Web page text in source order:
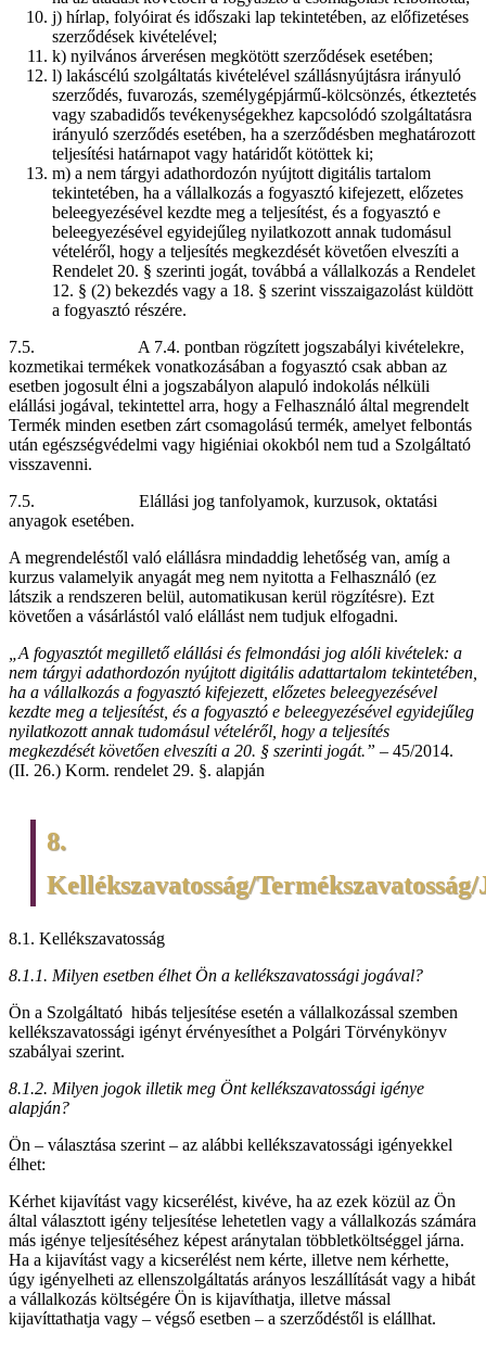
j) hírlap, folyóirat és időszaki lap tekintetében, az előfizetéses
szerződések kivételével;
k) nyilvános árverésen megkötött szerződések esetében;
l) lakáscélú szolgáltatás kivételével szállásnyújtásra irányuló
szerződés, fuvarozás, személygépjármű-kölcsönzés, étkeztetés
vagy szabadidős tevékenységekhez kapcsolódó szolgáltatásra
irányuló szerződés esetében, ha a szerződésben meghatározott
teljesítési határnapot vagy határidőt kötöttek ki;
m) a nem tárgyi adathordozón nyújtott digitális tartalom
tekintetében, ha a vállalkozás a fogyasztó kifejezett, előzetes
beleegyezésével kezdte meg a teljesítést, és a fogyasztó e
beleegyezésével egyidejűleg nyilatkozott annak tudomásul
vételéről, hogy a teljesítés megkezdését követően elveszíti a
Rendelet 20. § szerinti jogát, továbbá a vállalkozás a Rendelet
12. § (2) bekezdés vagy a 18. § szerint visszaigazolást küldött
a fogyasztó részére.
7.5. A 7.4. pontban rögzített jogszabályi kivételekre,
kozmetikai termékek vonatkozásában a fogyasztó csak abban az
esetben jogosult élni a jogszabályon alapuló indokolás nélküli
elállási jogával, tekintettel arra, hogy a Felhasználó által megrendelt
Termék minden esetben zárt csomagolású termék, amelyet felbontás
után egészségvédelmi vagy higiéniai okokból nem tud a Szolgáltató
visszavenni.
7.5. Elállási jog tanfolyamok, kurzusok, oktatási
anyagok esetében.
A megrendeléstől való elállásra mindaddig lehetőség van, amíg a
kurzus valamelyik anyagát meg nem nyitotta a Felhasználó (ez
látszik a rendszeren belül, automatikusan kerül rögzítésre). Ezt
követően a vásárlástól való elállást nem tudjuk elfogadni.
„A fogyasztót megillető elállási és felmondási jog alóli kivételek: a
nem tárgyi adathordozón nyújtott digitális adattartalom tekintetében,
ha a vállalkozás a fogyasztó kifejezett, előzetes beleegyezésével
kezdte meg a teljesítést, és a fogyasztó e beleegyezésével egyidejűleg
nyilatkozott annak tudomásul vételéről, hogy a teljesítés
megkezdését követően elveszíti a 20. § szerinti jogát.” – 45/2014.
(II. 26.) Korm. rendelet 29. §. alapján
8.
Kellékszavatosság/
8.1. Kellékszavatosság
8.1.1. Milyen esetben élhet Ön a kellékszavatossági jogával?
Ön a Szolgáltató hibás teljesítése esetén a vállalkozással szemben
kellékszavatossági igényt érvényesíthet a Polgári Törvénykönyv
szabályai szerint.
8.1.2. Milyen jogok illetik meg Önt kellékszavatossági igénye
alapján?
Ön – választása szerint – az alábbi kellékszavatossági igényekkel
élhet:
Kérhet kijavítást vagy kicserélést, kivéve, ha az ezek közül az Ön
által választott igény teljesítése lehetetlen vagy a vállalkozás számára
más igénye teljesítéséhez képest aránytalan többletköltséggel járna.
Ha a kijavítást vagy a kicserélést nem kérte, illetve nem kérhette,
úgy igényelheti az ellenszolgáltatás arányos leszállítását vagy a hibát
a vállalkozás költségére Ön is kijavíthatja, illetve mással
kijavíttathatja vagy – végső esetben – a szerződéstől is elállhat.